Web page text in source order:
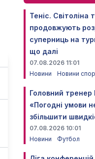
Теніс. Світоліна
продовжують
суперниць на
що далі
07.08.2026 11:01
Новини
Новини
Головний тренер
«Погодні умови
збільшити
07.08.2026 10:01
Новини
Футбол